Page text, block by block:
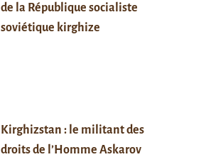
de la République socialiste
soviétique kirghize
Kirghizstan : le militant des
droits de l’Homme Askarov